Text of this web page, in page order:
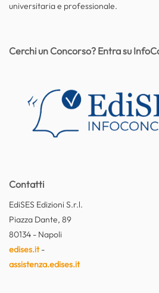
universitaria e professionale.
Contatti
EdiSES Edizioni S.r.l.
Piazza Dante, 89
80134 - Napoli
edises.it-
assistenza.edises.it
Cerchi un Concorso? Entra su